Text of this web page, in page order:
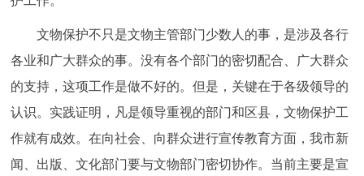
文物保护不只是文物主管部门少数人的事，是涉及各行
各业和广大群众的事。没有各个部门的密切配合、广大群众
的支持，这项工作是做不好的。但是，关键在于各级领导的
认识。实践证明，凡是领导重视的部门和区县，文物保护工
作就有成效。在向社会、向群众进行宣传教育方面，我市新
闻、出版、文化部门要与文物部门密切协作。当前主要是宣